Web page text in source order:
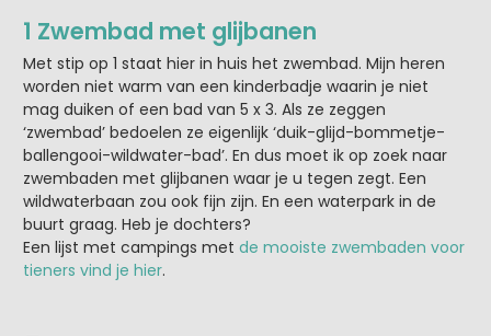
1 Zwembad met glijbanen
Met stip op 1 staat hier in huis het zwembad. Mijn heren
worden niet warm van een kinderbadje waarin je niet
mag duiken of een bad van 5 x 3. Als ze zeggen
‘zwembad’ bedoelen ze eigenlijk ‘duik-glijd-bommetje-
ballengooi-wildwater-bad’. En dus moet ik op zoek naar
zwembaden met glijbanen waar je u tegen zegt. Een
wildwaterbaan zou ook fijn zijn. En een waterpark in de
buurt graag. Heb je dochters?
Een lijst met campings met de mooiste zwembaden voor
tieners vind je hier.